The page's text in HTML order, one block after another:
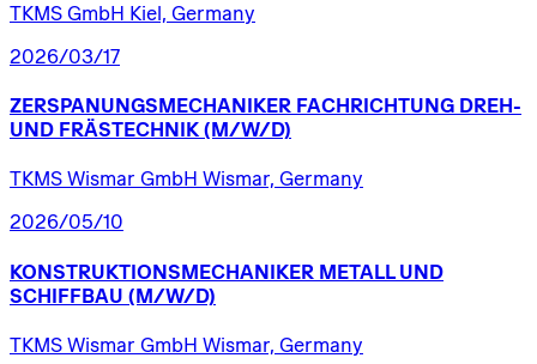
TKMS GmbH Kiel, Germany
2026/03/17
ZERSPANUNGSMECHANIKER FACHRICHTUNG DREH-
UND FRÄSTECHNIK (M/W/D)
TKMS Wismar GmbH Wismar, Germany
2026/05/10
KONSTRUKTIONSMECHANIKER METALL UND
SCHIFFBAU (M/W/D)
TKMS Wismar GmbH Wismar, Germany